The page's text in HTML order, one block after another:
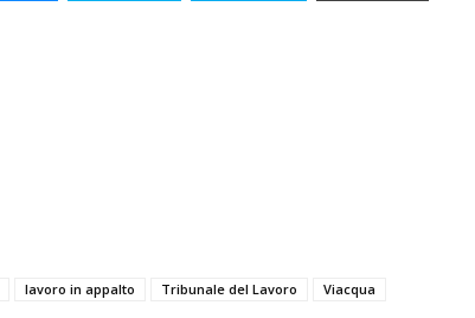
lavoro in appalto Tribunale del Lavoro Viacqua